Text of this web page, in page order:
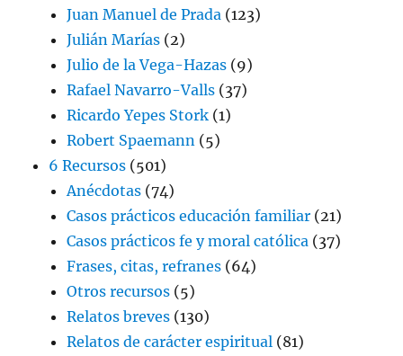
Juan Manuel de Prada (123)
Julián Marías (2)
Julio de la Vega-Hazas (9)
Rafael Navarro-Valls (37)
Ricardo Yepes Stork (1)
Robert Spaemann (5)
6 Recursos (501)
Anécdotas (74)
Casos prácticos educación familiar (21)
Casos prácticos fe y moral católica (37)
Frases, citas, refranes (64)
Otros recursos (5)
Relatos breves (130)
Relatos de carácter espiritual (81)